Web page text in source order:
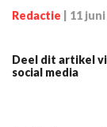
Redactie 11 juni
Deel dit artikel
social media